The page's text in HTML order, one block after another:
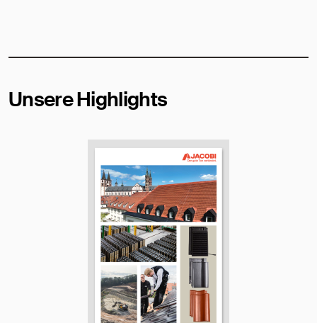
Unsere Highlights